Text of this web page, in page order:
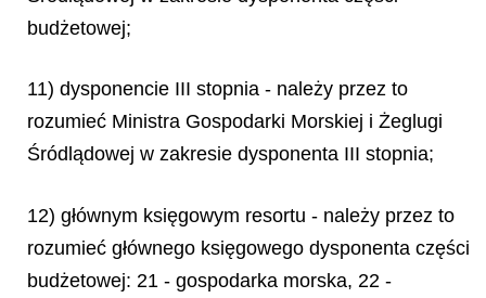
budżetowej;
11) dysponencie III stopnia - należy przez to
rozumieć Ministra Gospodarki Morskiej i Żeglugi
Śródlądowej w zakresie dysponenta III stopnia;
12) głównym księgowym resortu - należy przez to
rozumieć głównego księgowego dysponenta części
budżetowej: 21 - gospodarka morska, 22 -